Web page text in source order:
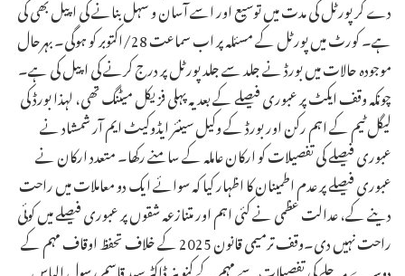
دے کر پورٹل کی مدت میں توسیع اور اسے آسان و سہل بنانے کی اپیل بھی کی
ہے۔ کورٹ میں پورٹل کے مسئلہ پر اب سماعت 28/اکتوبر کو ہوگی۔ بہرحال
موجودہ حالات میں بورڈ نے جلد سے جلد پورٹل پر درج کرنے کی اپیل کی ہے۔
چونکہ وقف ایکٹ پر عبوری فیصلے کے بعد یہ پہلی فزیکل میٹنگ تھی، لہذا بورڈ کی
لیگل ٹیم کے اہم رکن اور بورڈ کے وکیل سینئر ایڈوکیٹ ایم آر شمشاد نے
عبوری فیصلے کی تفصیلات کو ارکان عاملہ کے سامنے رکھا۔ متعدد ارکان نے
عبوری فیصلے پر عدم اطمینان کا اظہار کیا کہ سوائے ایک دو معاملات میں راحت
دینے کے، عدالت عظمی نے کئی اہم اور متنازعہ شقوں پر عبوری فیصلے میں کوئی
راحت نہیں دی۔وقف ترمیمی قانون 2025 کے خلاف تحفظ اوقاف مہم کے